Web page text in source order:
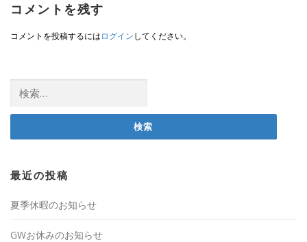
コメントを残す
コメントを投稿するにはログインしてください。
索:
最近の投稿
夏季休暇のお知らせ
GWお休みのお知らせ